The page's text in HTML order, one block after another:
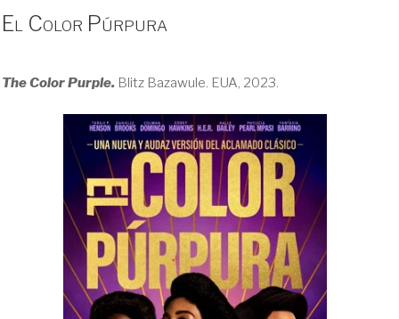
El Color Púrpura
The Color Purple. Blitz Bazawule. EUA, 2023.